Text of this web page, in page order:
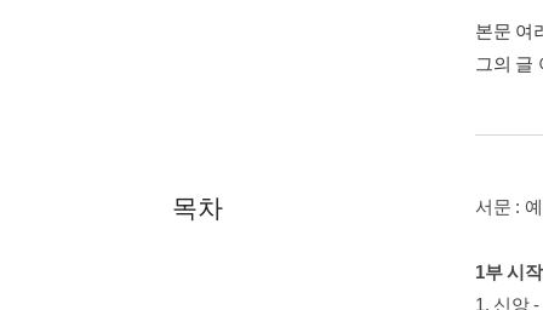
본문 여
그의 글
목차 서문 :
1부 시
1. 신앙